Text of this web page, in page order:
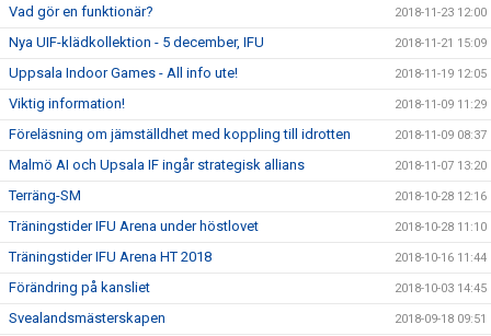
Vad gör en funktionär? 2018-11-23 12:00
Nya UIF-klädkollektion - 5 december, IFU 2018-11-21 15:09
Uppsala Indoor Games - All info ute! 2018-11-19 12:05
Viktig information! 2018-11-09 11:29
Föreläsning om jämställdhet med koppling till idrotten 2018-11-09 08:37
Malmö AI och Upsala IF ingår strategisk allians 2018-11-07 13:20
Terräng-SM 2018-10-28 12:16
Träningstider IFU Arena under höstlovet 2018-10-28 11:10
Träningstider IFU Arena HT 2018 2018-10-16 11:44
Förändring på kansliet 2018-10-03 14:45
Svealandsmästerskapen 2018-09-18 09:51